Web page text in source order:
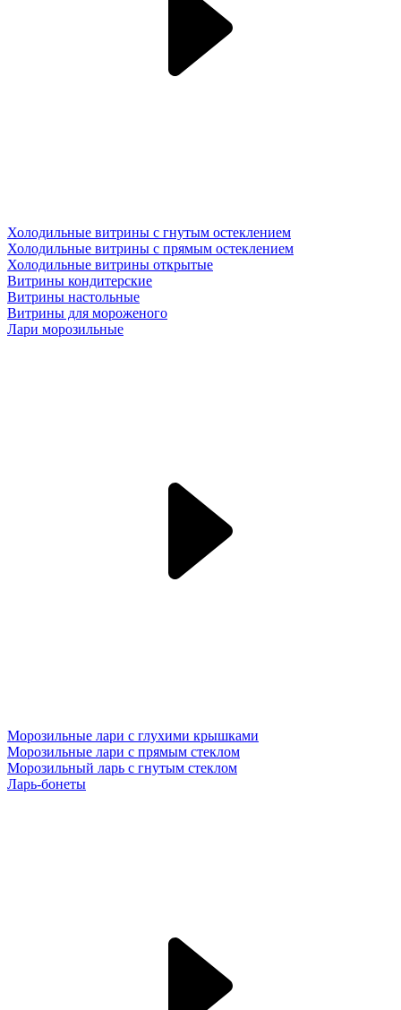
Холодильные витрины с гнутым остеклением
Холодильные витрины с прямым остеклением
Холодильные витрины открытые
Витрины кондитерские
Витрины настольные
Витрины для мороженого
Лари морозильные
Морозильные лари с глухими крышками
Морозильные лари с прямым стеклом
Морозильный ларь с гнутым стеклом
Ларь-бонеты